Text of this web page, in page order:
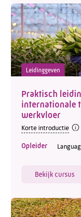
Leidinggeven
Praktisch
internationale
werkvloer
Korte introductie
Opleider
Bekijk cursus